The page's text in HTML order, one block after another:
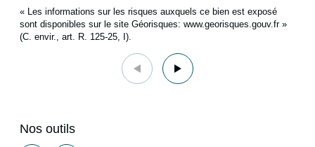
« Les informations sur les risques auxquels ce bien est exposé
sont disponibles sur le site Géorisques: www.georisques.gouv.fr »
(C. envir., art. R. 125-25, I).
Nos outils